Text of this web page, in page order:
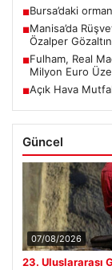
■Bursa’daki
■Manisa’da
Özalper
■Fulham, Real
Milyon Euro
■Açık Hava
Güncel
07/08/2026
23. Uluslararası